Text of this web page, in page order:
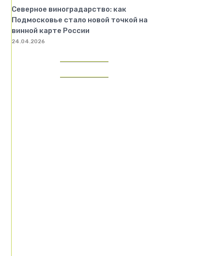
Северное виноградарство: как
Подмосковье стало новой точкой на
винной карте России
24.04.2026